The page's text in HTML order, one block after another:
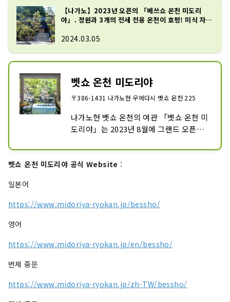
【나가노】2023년 오픈의 「베쓰쇼 온천 미도리
야」. 정원과 3개의 전세 전용 온천이 호평! 미식 자랑
2024.03.05
벳쇼 온천 미도리야
〒386-1431 나가노현 우에다시 벳쇼 온천 225
나가노현 벳쇼 온천의 여관 「벳쇼 온천 미
도리야」는 2023년 8월에 그랜드 오픈했
카즈유키 프로듀스. 이시하라 카즈유키가
영국 첼시 플라워 쇼에서 금상을 획득한 정
원천을 흘려 전세 전용 욕실. 트윈룸부터
글램핑룸까지 다채로운 객실입니다. 요리
의 "편안 시간". 가족이나 동료와 방문하는
벳쇼 온천 미도리야 공식 Website :
일본어
https://www.midoriya-ryokan.jp/bessho/
영어
https://www.midoriya-ryokan.jp/en/bessho/
번체 중문
https://www.midoriya-ryokan.jp/zh-TW/bessho/